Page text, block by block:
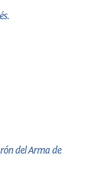
del Arma de